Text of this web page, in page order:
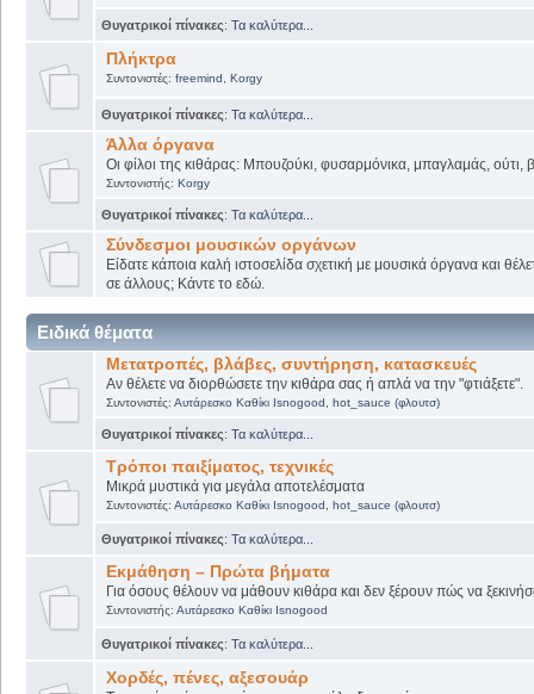
Θυγατρικοί πίνακες: Τα καλύτερα...
Πλήκτρα
Συντονιστές: freemind Korgy
Θυγατρικοί πίνακες: Τα καλύτερα...
Άλλα όργανα
Οι φίλοι της κιθάρας: Μπουζούκι, φυσαρμόνικα, μπαγλαμάς, ούτι,
Συντονιστής: Korgy
Θυγατρικοί πίνακες: Τα καλύτερα...
Σύνδεσμοι μουσικών οργάνων
Είδατε κάποια καλή ιστοσελίδα σχετική με μουσικά όργανα και
σε άλλους; Κάντε το εδώ.
Ειδικά θέματα
Μετατροπές, βλάβες, συντήρηση, κατασκευές
Αν θέλετε να διορθώσετε την κιθάρα σας ή απλά να την "φτιάξετε".
Συντονιστές: Αυτάρεσκο Καθίκι Isnogood hot_sauce (φλουτσ)
Θυγατρικοί πίνακες: Τα καλύτερα...
Τρόποι παιξίματος, τεχνικές
Μικρά μυστικά για μεγάλα αποτελέσματα
Συντονιστές: Αυτάρεσκο Καθίκι Isnogood hot_sauce (φλουτσ)
Θυγατρικοί πίνακες: Τα καλύτερα...
Εκμάθηση – Πρώτα βήματα
Για όσους θέλουν να μάθουν κιθάρα και δεν ξέρουν πώς να
Συντονιστής: Αυτάρεσκο Καθίκι Isnogood
Θυγατρικοί πίνακες: Τα καλύτερα...
Χορδές, πένες, αξεσουάρ